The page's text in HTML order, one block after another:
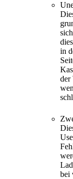
in
der
bei